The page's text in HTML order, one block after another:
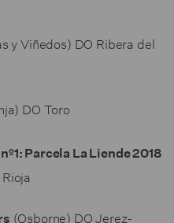
y Viñedos) DO Ribera del
DO Toro
Parcela La Liende 2018
(Osborne) DO Jerez-